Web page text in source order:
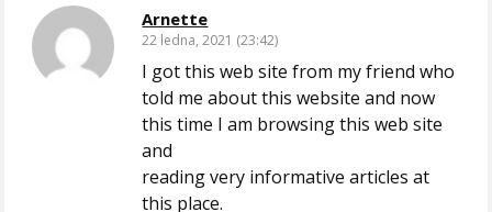
Arnette
22 ledna, 2021 (23:42)
I got this web site from my friend who
told me about this website and now
this time I am browsing this web site
and
reading very informative articles at
this place.